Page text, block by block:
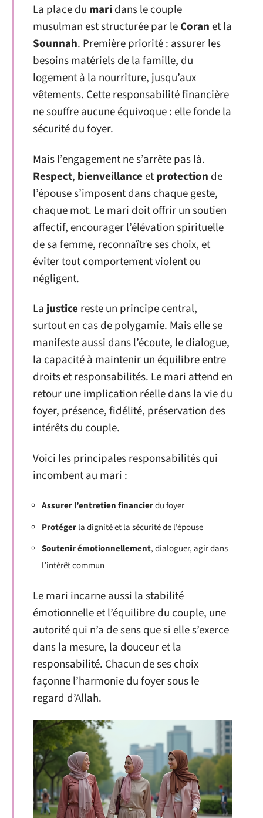
La place du maridans le couple
musulman est structurée par leCoranet la
Sounnah. Première priorité : assurer les
besoins matériels de la famille, du
logement à la nourriture, jusqu’aux
vêtements. Cette responsabilité financière
ne souffre aucune équivoque : elle fonde la
sécurité du foyer.
Mais l’engagement ne s’arrête pas là.
Respect, bienveillanceetprotection de
l’épouse s’imposent dans chaque geste,
chaque mot. Le mari doit offrir un soutien
affectif, encourager l’élévation spirituelle
de sa femme, reconnaître ses choix, et
éviter tout comportement violent ou
négligent.
Lajustice reste un principe central,
surtout en cas de polygamie. Mais elle se
manifeste aussi dans l’écoute, le dialogue,
la capacité à maintenir un équilibre entre
droits et responsabilités. Le mari attend en
retour une implication réelle dans la vie du
foyer, présence, fidélité, préservation des
intérêts du couple.
Voici les principales responsabilités qui
incombent au mari :
Assurer l’entretien financierdu foyer
Protégerla dignité et la sécurité de l’épouse
Soutenir émotionnellement, dialoguer, agir dans
l’intérêt commun
Le mari incarne aussi la stabilité
émotionnelle et l’équilibre du couple, une
autorité qui n’a de sens que si elle s’exerce
dans la mesure, la douceur et la
responsabilité. Chacun de ses choix
façonne l’harmonie du foyer sous le
regard d’Allah.